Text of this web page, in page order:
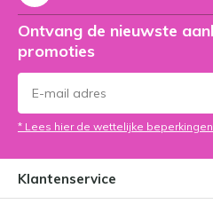
Ontvang de nieuwste
promoties
* Lees hier de wettelijke beperkingen
Klantenservice